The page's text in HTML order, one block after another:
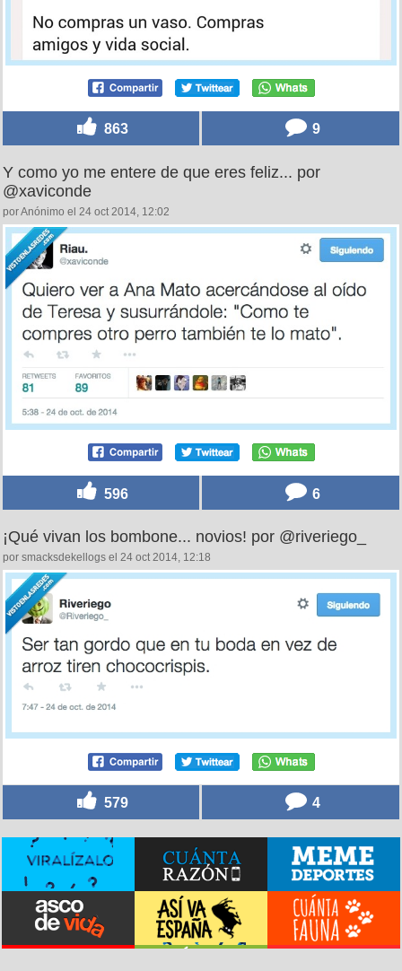
863 9
Y como yo me entere de que eres feliz... por
@xaviconde
por Anónimo el 24 oct 2014, 12:02
596 6
¡Qué vivan los bombone... novios! por @riveriego_
por smacksdekellogs el 24 oct 2014, 12:18
579 4